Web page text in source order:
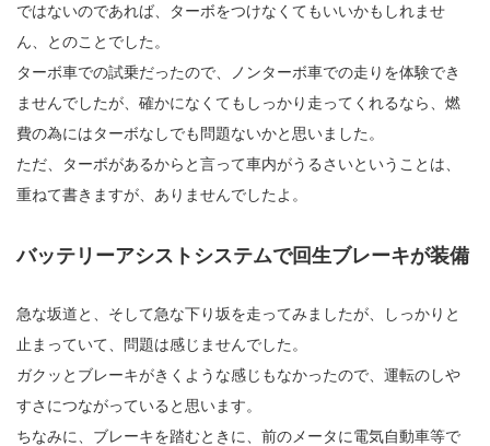
ではないのであれば、ターボをつけなくてもいいかもしれませ
ん、とのことでした。
ターボ車での試乗だったので、ノンターボ車での走りを体験でき
ませんでしたが、確かになくてもしっかり走ってくれるなら、燃
費の為にはターボなしでも問題ないかと思いました。
ただ、ターボがあるからと言って車内がうるさいということは、
重ねて書きますが、ありませんでしたよ。
バッテリーアシストシステムで回生ブレーキが装備
急な坂道と、そして急な下り坂を走ってみましたが、しっかりと
止まっていて、問題は感じませんでした。
ガクッとブレーキがきくような感じもなかったので、運転のしや
すさにつながっていると思います。
ちなみに、ブレーキを踏むときに、前のメータに電気自動車等で